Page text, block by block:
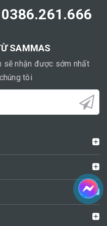
0386.261.666
SAMMAS
sẽ nhận được sớm nhất
tôi